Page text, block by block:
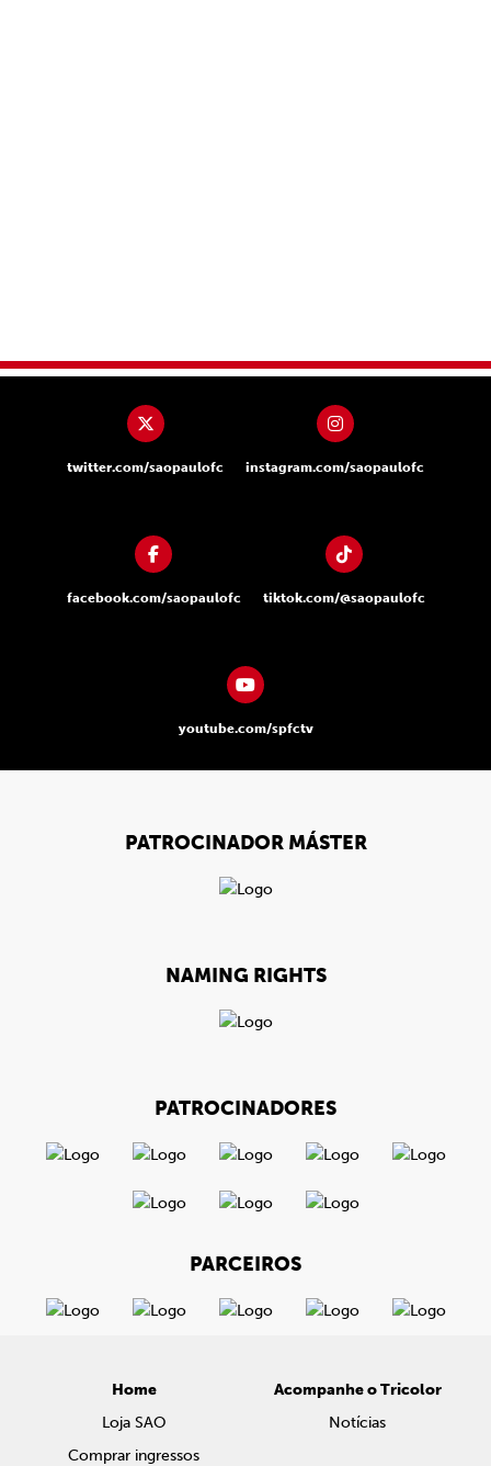
twitter.com/saopaulofc instagram.com/saopaulofc
facebook.com/saopaulofc tiktok.com/@saopaulofc
youtube.com/spfctv
PATROCINADOR MÁSTER
NAMING RIGHTS
PATROCINADORES
PARCEIROS
Home
Loja SAO
Comprar ingressos
Acompanhe o Tricolor
Notícias